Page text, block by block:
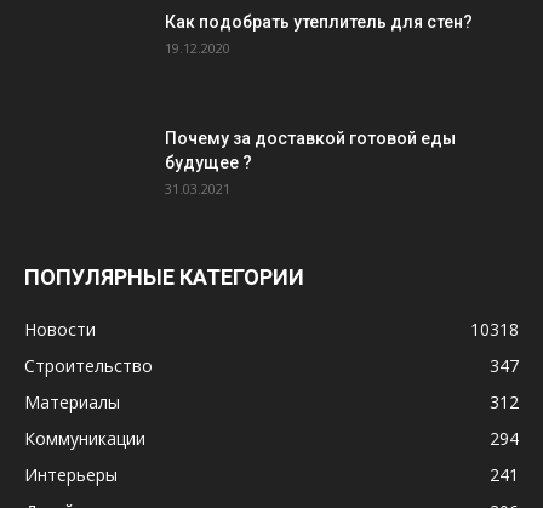
Как подобрать утеплитель для стен?
19.12.2020
Почему за доставкой готовой еды
будущее ?
31.03.2021
ПОПУЛЯРНЫЕ КАТЕГОРИИ
Новости
10318
Строительство
347
Материалы
312
Коммуникации
294
Интерьеры
241